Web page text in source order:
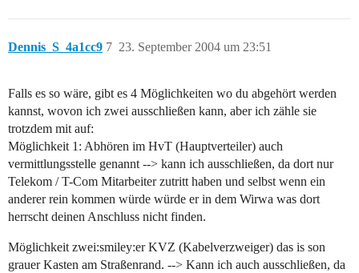
Dennis_S_4a1cc9 23. September 2004 um 23:51
7
Falls es so wäre, gibt es 4 Möglichkeiten wo du abgehört werden
kannst, wovon ich zwei ausschließen kann, aber ich zähle sie
trotzdem mit auf:
Möglichkeit 1: Abhören im HvT (Hauptverteiler) auch
vermittlungsstelle genannt --> kann ich ausschließen, da dort nur
Telekom / T-Com Mitarbeiter zutritt haben und selbst wenn ein
anderer rein kommen würde würde er in dem Wirwa was dort
herrscht deinen Anschluss nicht finden.
Möglichkeit zwei:smiley:er KVZ (Kabelverzweiger) das is son
grauer Kasten am Straßenrand. --> Kann ich auch ausschließen, da